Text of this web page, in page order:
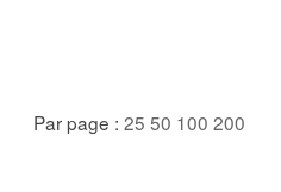
Par page : 25 50 100 200